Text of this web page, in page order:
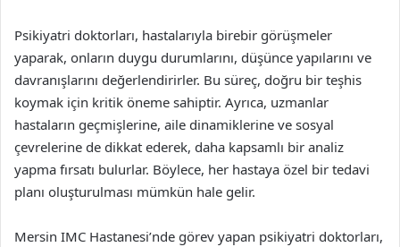
Psikiyatri doktorları, hastalarıyla birebir görüşmeler
yaparak, onların duygu durumlarını, düşünce yapılarını ve
davranışlarını değerlendirirler. Bu süreç, doğru bir teşhis
koymak için kritik öneme sahiptir. Ayrıca, uzmanlar
hastaların geçmişlerine, aile dinamiklerine ve sosyal
çevrelerine de dikkat ederek, daha kapsamlı bir analiz
yapma fırsatı bulurlar. Böylece, her hastaya özel bir tedavi
planı oluşturulması mümkün hale gelir.
Mersin IMC Hastanesi’nde görev yapan psikiyatri doktorları,